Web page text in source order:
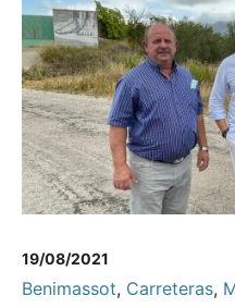
19/08/2021
Benimassot, Carreteras,